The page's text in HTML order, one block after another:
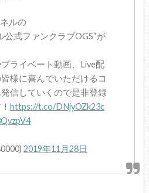
ルの
公式ファンクラブOGS“が
ライベート動画、Live配
様に喜んでいただけるコ
信していくので是非登録
https://t.co/DNjyOZk23c
2019年11月28日